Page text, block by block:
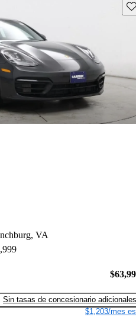
VA
Sin tasas de concesionario adicionales
$1,203/mes